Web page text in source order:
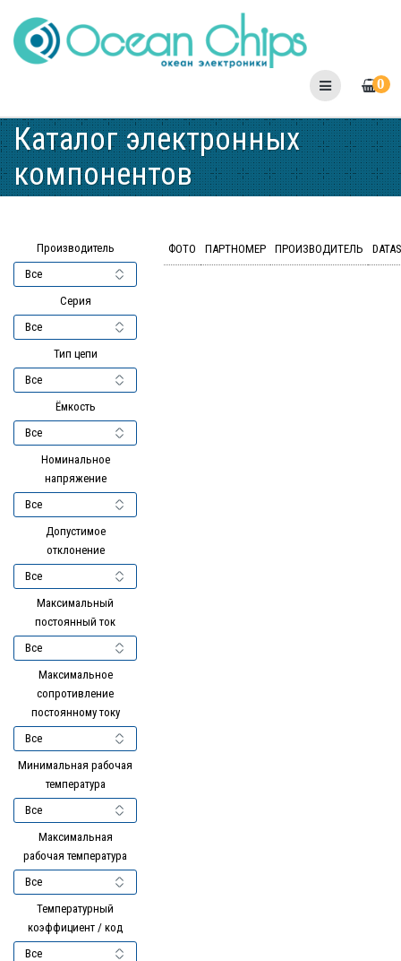
to
content
0
Каталог электронных
компонентов
Производитель
Серия
Тип цепи
Ёмкость
Номинальное
напряжение
Допустимое
отклонение
Максимальный
постоянный ток
Максимальное
сопротивление
постоянному току
Минимальная рабочая
температура
Максимальная
рабочая температура
Температурный
коэффициент / код
ФОТО ПАРТНОМЕР ПРОИЗВОДИТЕЛЬ